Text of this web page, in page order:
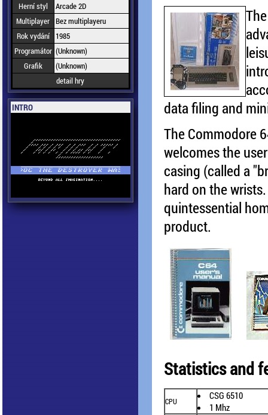
Herní styl
Arcade 2D
Multiplayer Bez multiplayeru
Rok vydání
1985
Programátor (Unknown)
Grafik
(Unknown)
detail hry
INTRO
data filing and
The Commodore
welcomes the
casing (called a
hard on the
quintessential
product.
Statistics and
CPU
CSG 6510
1 Mhz